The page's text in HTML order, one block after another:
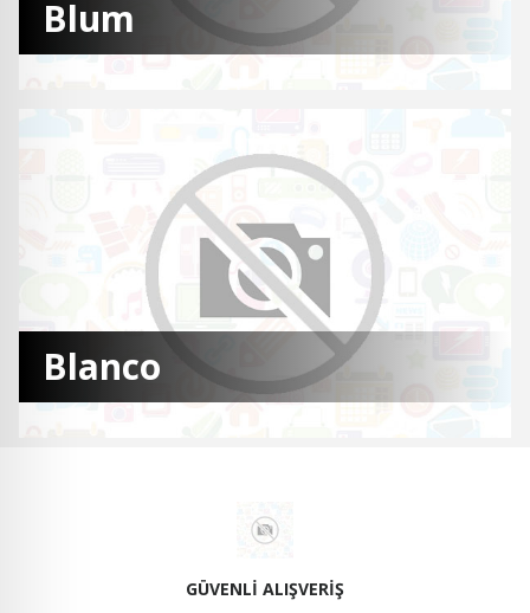
Blum
Blanco
GÜVENLI ALIŞVERIŞ